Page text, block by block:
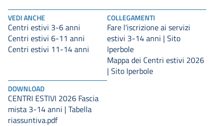
VEDI ANCHE
Centri estivi 3-6 anni
Centri estivi 6-11 anni
Centri estivi 11-14 anni
COLLEGAMENTI
Fare l'iscrizione ai servizi
estivi 3-14 anni | Sito
Iperbole
Mappa dei Centri estivi 2026
| Sito Iperbole
DOWNLOAD
CENTRI ESTIVI 2026 Fascia
mista 3-14 anni | Tabella
riassuntiva.pdf